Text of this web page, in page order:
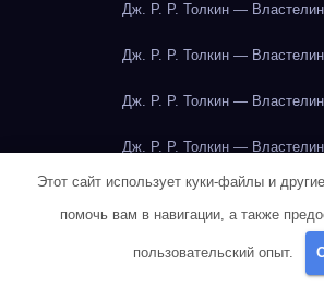
Дж. Р. Р. Толкин —
Дж. Р. Р. Толкин —
Дж. Р. Р. Толкин —
Дж. Р. Р. Толкин —
Дж. Р. Р. Толкин — Властелин
Дж. Р. Р. Толкин — Властелин
Этот сайт использует куки-файлы и
помочь вам в навигации, а также
пользовательский опыт.